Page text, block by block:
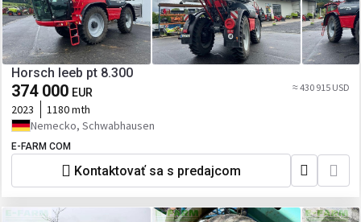
Horsch leeb pt 8.300
374 000 EUR ≈ 430 915 USD
2023
1180 mth
Nemecko, Schwabhausen
E-FARM COM
Kontaktovať sa s predajcom